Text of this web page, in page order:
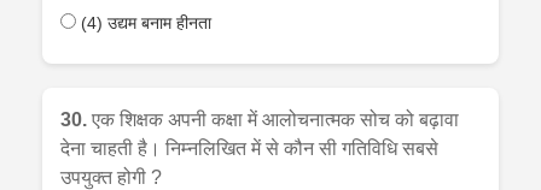
(4) उद्यम बनाम हीनता
30. एक शिक्षक अपनी कक्षा में आलोचनात्मक सोच को बढ़ावा
देना चाहती है। निम्नलिखित में से कौन सी गतिविधि सबसे
उपयुक्त होगी ?